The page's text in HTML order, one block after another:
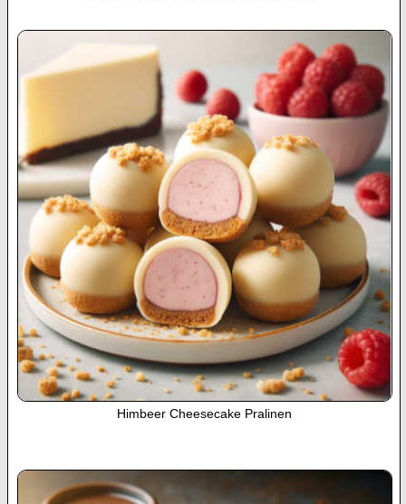
Himbeer Cheesecake Pralinen